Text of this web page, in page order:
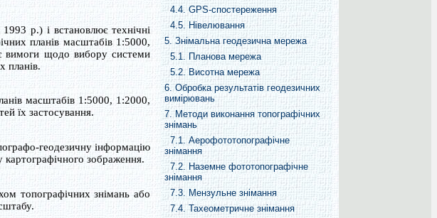
р.) і встановлює технічні
планів масштабів 1:5000,
вимоги щодо вибору системи
планів.
масштабів 1:5000, 1:2000,
їх застосування.
геодезичну інформацію
зображення.
топографічних знімань або
4.4. GPS-спостереження
4.5. Нівелювання
5. Знімальна геодезична мережа
5.1. Планова мережа
5.2. Висотна мережа
6. Обробка результатів геодезичних
вимірювань
7. Методи виконання топографічних
знімань
7.1. Аерофототопографічне
знімання
7.2. Наземне фототопографічне
знімання
7.3. Мензульне знімання
7.4. Тахеометричне знімання